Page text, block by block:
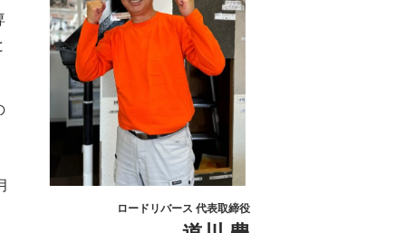
ロードリバース 代表取締役